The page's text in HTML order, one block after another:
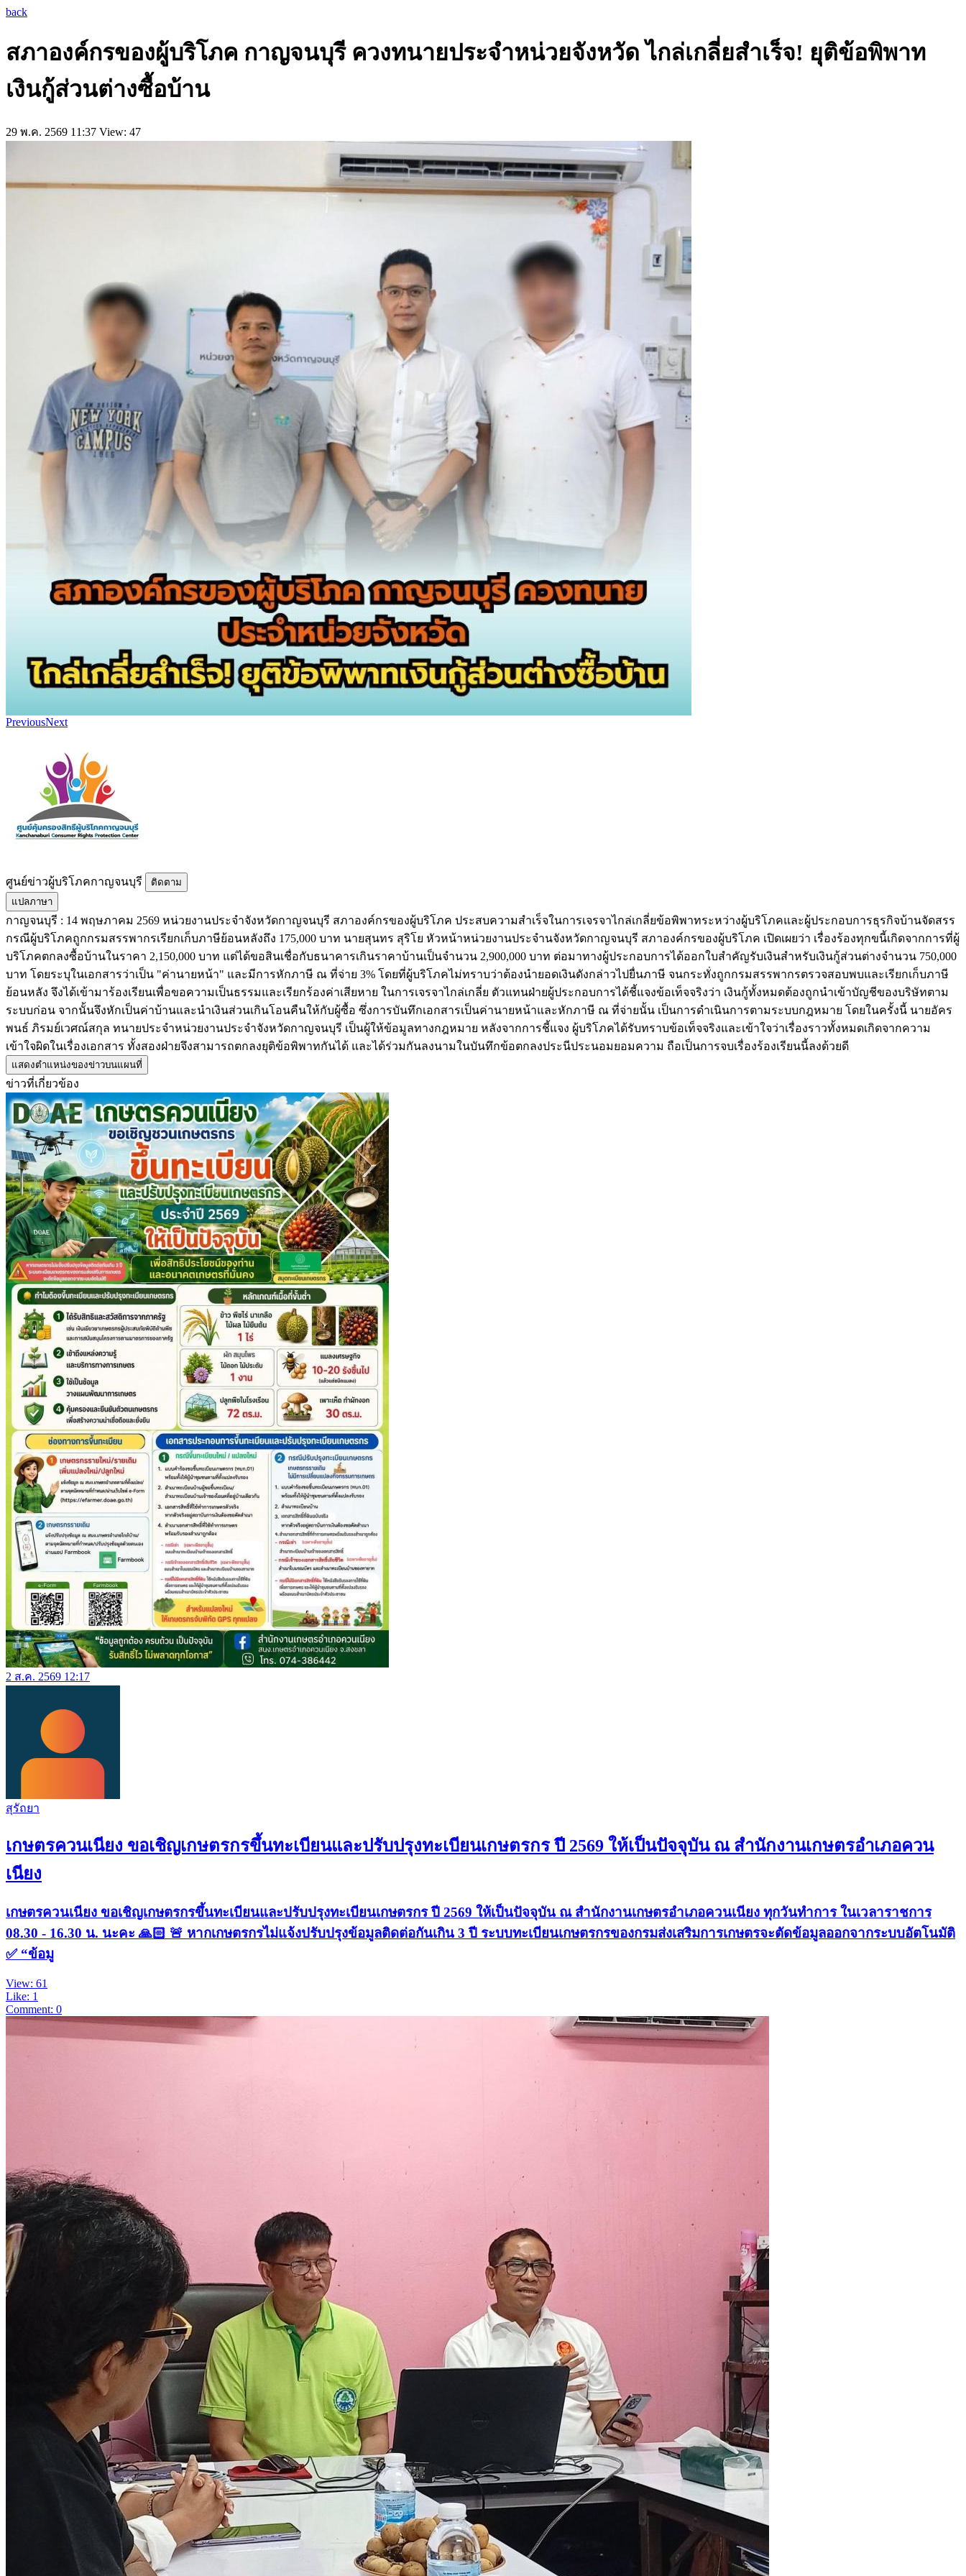
back
สภาองค์กรของผู้บริโภค กาญจนบุรี ควงทนายประจำหน่วยจังหวัด ไกล่เกลี่ยสำเร็จ! ยุติข้อพิพาท
เงินกู้ส่วนต่างซื้อบ้าน
29 พ.ค. 2569 11:37 View: 47
PreviousNext
ศูนย์ข่าวผู้บริโภคกาญจนบุรี
ติดตาม
แปลภาษา
กาญจนบุรี : 14 พฤษภาคม 2569 หน่วยงานประจำจังหวัดกาญจนบุรี สภาองค์กรของผู้บริโภค ประสบความสำเร็จในการเจรจาไกล่เกลี่ยข้อพิพาทระหว่างผู้บริโภคและผู้ประกอบการธุรกิจบ้านจัดสรร
กรณีผู้บริโภคถูกกรมสรรพากรเรียกเก็บภาษีย้อนหลังถึง 175,000 บาท นายสุนทร สุริโย หัวหน้าหน่วยงานประจำนจังหวัดกาญจนบุรี สภาองค์กรของผู้บริโภค เปิดเผยว่า เรื่องร้องทุกขนี้เกิดจากการที่ผู้
บริโภคตกลงซื้อบ้านในราคา 2,150,000 บาท แต่ได้ขอสินเชื่อกับธนาคารเกินราคาบ้านเป็นจำนวน 2,900,000 บาท ต่อมาทางผู้ประกอบการได้ออกใบสำคัญรับเงินสำหรับเงินกู้ส่วนต่างจำนวน 750,000
บาท โดยระบุในเอกสารว่าเป็น "ค่านายหน้า" และมีการหักภาษี ณ ที่จ่าย 3% โดยที่ผู้บริโภคไม่ทราบว่าต้องนำยอดเงินดังกล่าวไปยื่นภาษี จนกระทั่งถูกกรมสรรพากรตรวจสอบพบและเรียกเก็บภาษี
ย้อนหลัง จึงได้เข้ามาร้องเรียนเพื่อขอความเป็นธรรมและเรียกร้องค่าเสียหาย ในการเจรจาไกล่เกลี่ย ตัวแทนฝ่ายผู้ประกอบการได้ชี้แจงข้อเท็จจริงว่า เงินกู้ทั้งหมดต้องถูกนำเข้าบัญชีของบริษัทตาม
ระบบก่อน จากนั้นจึงหักเป็นค่าบ้านและนำเงินส่วนเกินโอนคืนให้กับผู้ซื้อ ซึ่งการบันทึกเอกสารเป็นค่านายหน้าและหักภาษี ณ ที่จ่ายนั้น เป็นการดำเนินการตามระบบกฎหมาย โดยในครั้งนี้ นายอัคร
พนธ์ ภิรมย์เวศณ์สกุล ทนายประจำหน่วยงานประจำจังหวัดกาญจนบุรี เป็นผู้ให้ข้อมูลทางกฎหมาย หลังจากการชี้แจง ผู้บริโภคได้รับทราบข้อเท็จจริงและเข้าใจว่าเรื่องราวทั้งหมดเกิดจากความ
เข้าใจผิดในเรื่องเอกสาร ทั้งสองฝ่ายจึงสามารถตกลงยุติข้อพิพาทกันได้ และได้ร่วมกันลงนามในบันทึกข้อตกลงประนีประนอมยอมความ ถือเป็นการจบเรื่องร้องเรียนนี้ลงด้วยดี
แสดงตำแหน่งของข่าวบนแผนที่
ข่าวที่เกี่ยวข้อง
2 ส.ค. 2569 12:17
สุรัถยา
เกษตรควนเนียง ขอเชิญเกษตรกรขึ้นทะเบียนและปรับปรุงทะเบียนเกษตรกร ปี 2569 ให้เป็นปัจจุบัน ณ สำนักงานเกษตรอำเภอควน
เนียง
เกษตรควนเนียง ขอเชิญเกษตรกรขึ้นทะเบียนและปรับปรุงทะเบียนเกษตรกร ปี 2569 ให้เป็นปัจจุบัน ณ สำนักงานเกษตรอำเภอควนเนียง ทุกวันทำการ ในเวลาราชการ
08.30 - 16.30 น. นะคะ 🙏🏻 🚨 หากเกษตรกรไม่แจ้งปรับปรุงข้อมูลติดต่อกันเกิน 3 ปี ระบบทะเบียนเกษตรกรของกรมส่งเสริมการเกษตรจะตัดข้อมูลออกจากระบบอัตโนมัติ
✅ “ข้อมู
View: 61
Like: 1
Comment: 0